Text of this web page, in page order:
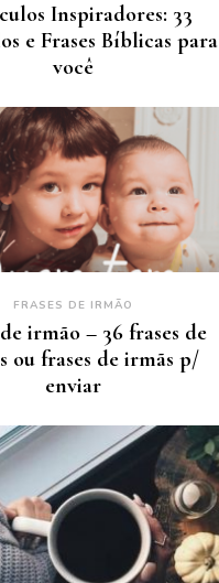
Inspiradores: 33
e Frases Bíblicas para
você
FRASES DE IRMÃO
irmão – 36 frases de
ou frases de irmãs p/
enviar